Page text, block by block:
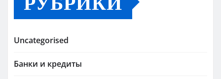
Uncategorised
Банки и кредиты